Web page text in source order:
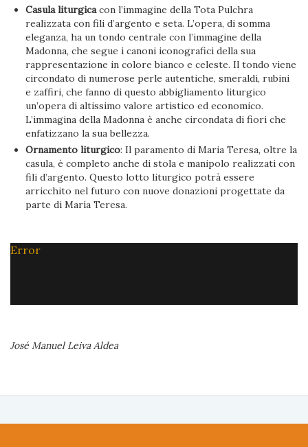
Casula liturgicacon l’immagine della Tota Pulchra
realizzata con fili d’argento e seta. L’opera, di somma
eleganza, ha un tondo centrale con l’immagine della
Madonna, che segue i canoni iconografici della sua
rappresentazione in colore bianco e celeste. Il tondo viene
circondato di numerose perle autentiche, smeraldi, rubini
e zaffiri, che fanno di questo abbigliamento liturgico
un’opera di altissimo valore artistico ed economico.
L’immagina della Madonna è anche circondata di fiori che
enfatizzano la sua bellezza.
Ornamento liturgico: Il paramento di Maria Teresa, oltre la
casula, è completo anche di stola e manipolo realizzati con
fili d’argento. Questo lotto liturgico potrà essere
arricchito nel futuro con nuove donazioni progettate da
parte di María Teresa.
Error
José Manuel Leiva Aldea